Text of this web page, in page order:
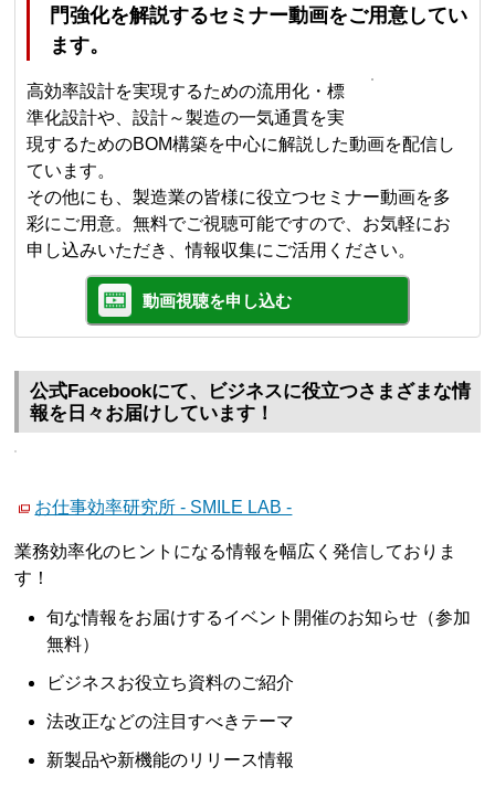
門強化を解説するセミナー動画をご用意してい
ます。
高効率設計を実現するための流用化・標
準化設計や、設計～製造の一気通貫を実
現するためのBOM構築を中心に解説した動画を配信し
ています。
その他にも、製造業の皆様に役立つセミナー動画を多
彩にご用意。無料でご視聴可能ですので、お気軽にお
申し込みいただき、情報収集にご活用ください。
動画視聴を申し込む
公式Facebookにて、ビジネスに役立つさまざまな情
報を日々お届けしています！
お仕事効率研究所 - SMILE LAB -
業務効率化のヒントになる情報を幅広く発信しておりま
す！
旬な情報をお届けするイベント開催のお知らせ（参加
無料）
ビジネスお役立ち資料のご紹介
法改正などの注目すべきテーマ
新製品や新機能のリリース情報